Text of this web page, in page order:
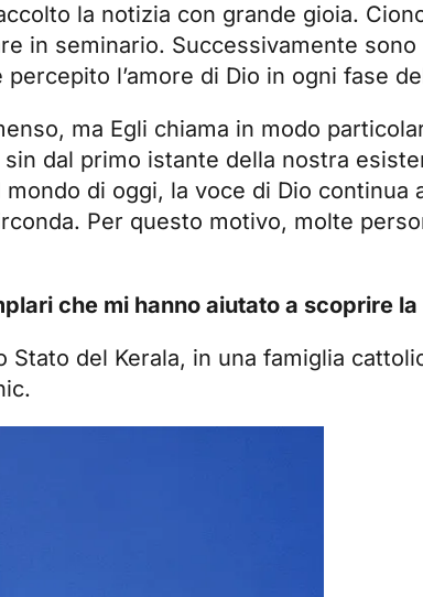
la notizia con grande gioia.
in seminario. Successivamente
l’amore di Dio in ogni fase
ma Egli chiama in modo
dal primo istante della nostra
di oggi, la voce di Dio continua
Per questo motivo, molte
che mi hanno aiutato a scoprire
del Kerala, in una famiglia